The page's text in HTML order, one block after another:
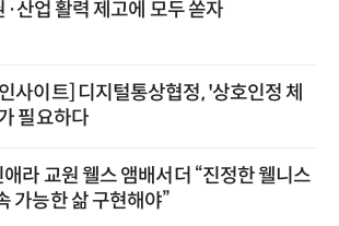
·산업 활력 제고에 모두 쏟자
사이트] 디지털통상협정, '상호인정 체
필요하다
라 교원 웰스 앰배서더 “진정한 웰니스
가능한 삶 구현해야”